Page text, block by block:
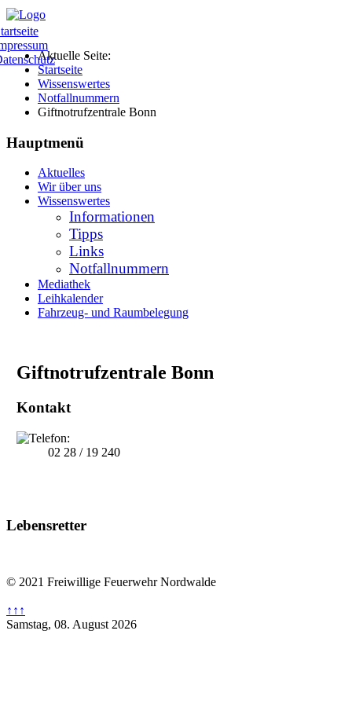
Aktuelle Seite:
Startseite
Wissenswertes
Notfallnummern
Giftnotrufzentrale Bonn
Hauptmenü
Aktuelles
Wir über uns
Wissenswertes
Informationen
Tipps
Links
Notfallnummern
Mediathek
Leihkalender
Fahrzeug- und Raumbelegung
Giftnotrufzentrale Bonn
Kontakt
02 28 / 19 240
Lebensretter
© 2021 Freiwillige Feuerwehr Nordwalde
↑↑↑
Samstag, 08. August 2026